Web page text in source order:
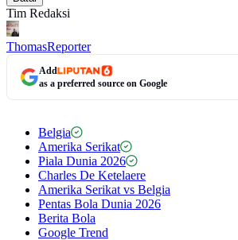
Tim Redaksi
ThomasReporter
Add
as a preferred source on Google
Belgia
Amerika Serikat
Piala Dunia 2026
Charles De Ketelaere
Amerika Serikat vs Belgia
Pentas Bola Dunia 2026
Berita Bola
Google Trend